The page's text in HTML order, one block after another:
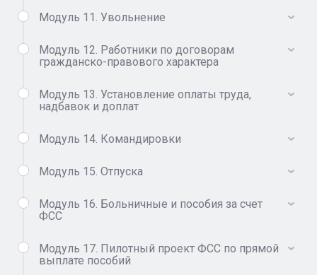
Модуль 11. Увольнение
Модуль 12. Работники по договорам
гражданско-правового характера
Модуль 13. Установление оплаты труда,
надбавок и доплат
Модуль 14. Командировки
Модуль 15. Отпуска
Модуль 16. Больничные и пособия за счет
ФСС
Модуль 17. Пилотный проект ФСС по прямой
выплате пособий